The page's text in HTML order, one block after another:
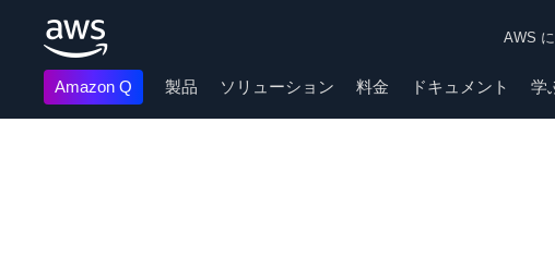
AWS
Amazon Q 製品 ソリューション 料金 ドキュメント 学